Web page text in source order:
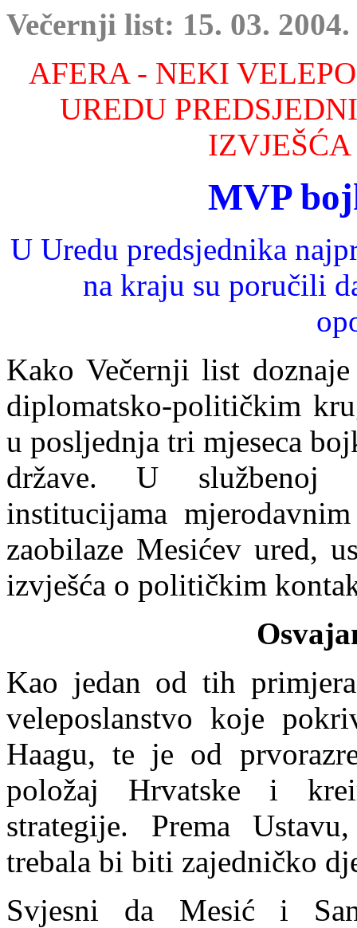
Večernji list: 15. 03. 2004.
AFERA - NEKI
UREDU
MVP
U Uredu predsjednika
na kraju su poručili
Kako Večernji list
diplomatsko-političkim
u posljednja tri mjeseca
države. U službenoj
institucijama
zaobilaze Mesićev ured,
izvješća o političkim
Kao jedan od tih
veleposlanstvo koje
Haagu, te je od
položaj Hrvatske i
strategije. Prema
trebala bi biti zajedničko
Svjesni da Mesić i